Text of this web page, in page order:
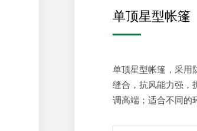
单顶星型帐篷
单顶星型帐篷，采用
缝合，抗风能力强，
调高端；适合不同的